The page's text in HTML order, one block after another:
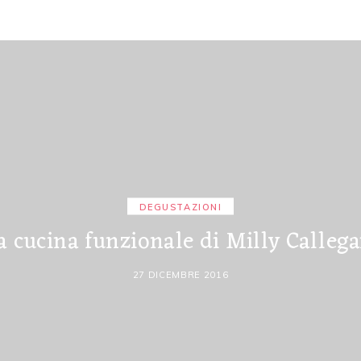
DEGUSTAZIONI
cucina funzionale di Milly
27 DICEMBRE 2016